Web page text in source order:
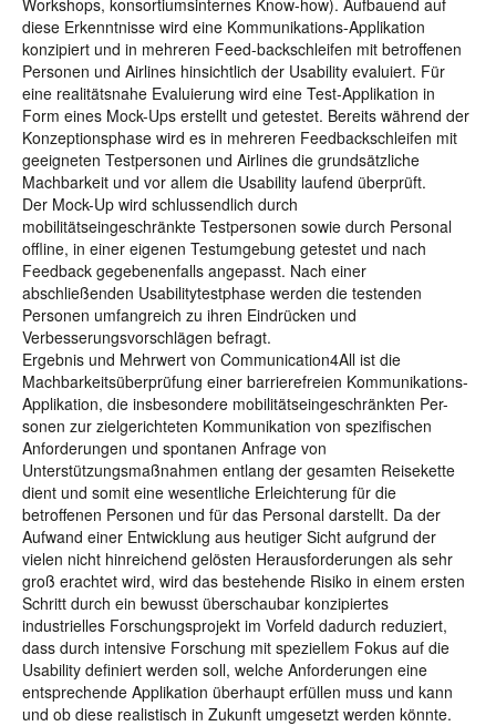
Workshops, konsortiumsinternes Know-how). Aufbauend auf
diese Erkenntnisse wird eine Kommunikations-Applikation
konzipiert und in mehreren Feed-backschleifen mit betroffenen
Personen und Airlines hinsichtlich der Usability evaluiert. Für
eine realitätsnahe Evaluierung wird eine Test-Applikation in
Form eines Mock-Ups erstellt und getestet. Bereits während der
Konzeptionsphase wird es in mehreren Feedbackschleifen mit
geeigneten Testpersonen und Airlines die grundsätzliche
Machbarkeit und vor allem die Usability laufend überprüft.
Der Mock-Up wird schlussendlich durch
mobilitätseingeschränkte Testpersonen sowie durch Personal
offline, in einer eigenen Testumgebung getestet und nach
Feedback gegebenenfalls angepasst. Nach einer
abschließenden Usabilitytestphase werden die testenden
Personen umfangreich zu ihren Eindrücken und
Verbesserungsvorschlägen befragt.
Ergebnis und Mehrwert von Communication4All ist die
Machbarkeitsüberprüfung einer barrierefreien Kommunikations-
Applikation, die insbesondere mobilitätseingeschränkten Per-
sonen zur zielgerichteten Kommunikation von spezifischen
Anforderungen und spontanen Anfrage von
Unterstützungsmaßnahmen entlang der gesamten Reisekette
dient und somit eine wesentliche Erleichterung für die
betroffenen Personen und für das Personal darstellt. Da der
Aufwand einer Entwicklung aus heutiger Sicht aufgrund der
vielen nicht hinreichend gelösten Herausforderungen als sehr
groß erachtet wird, wird das bestehende Risiko in einem ersten
Schritt durch ein bewusst überschaubar konzipiertes
industrielles Forschungsprojekt im Vorfeld dadurch reduziert,
dass durch intensive Forschung mit speziellem Fokus auf die
Usability definiert werden soll, welche Anforderungen eine
entsprechende Applikation überhaupt erfüllen muss und kann
und ob diese realistisch in Zukunft umgesetzt werden könnte.